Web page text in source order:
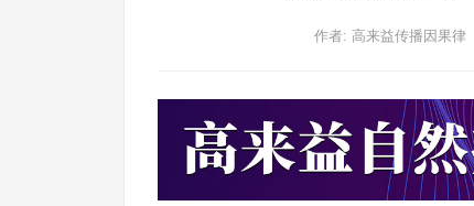
作者: 高来益传播因果律